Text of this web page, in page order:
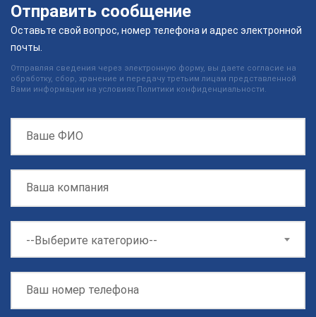
Отправить сообщение
Оставьте свой вопрос, номер телефона и адрес электронной
почты.
Отправляя сведения через электронную форму, вы даете согласие на
обработку, сбор, хранение и передачу третьим лицам представленной
Вами информации на условиях Политики конфиденциальности.
--Выберите категорию--